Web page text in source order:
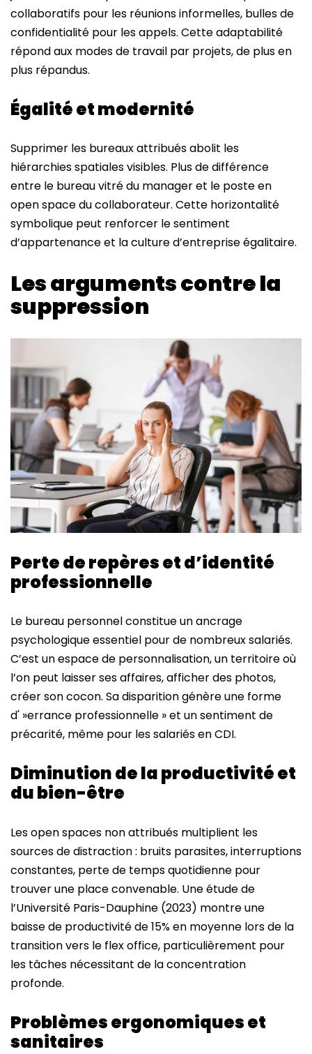
collaboratifs pour les réunions informelles, bulles de
confidentialité pour les appels. Cette adaptabilité
répond aux modes de travail par projets, de plus en
plus répandus.
Égalité et modernité
Supprimer les bureaux attribués abolit les
hiérarchies spatiales visibles. Plus de différence
entre le bureau vitré du manager et le poste en
open space du collaborateur. Cette horizontalité
symbolique peut renforcer le sentiment
d’appartenance et la culture d’entreprise égalitaire.
Les arguments contre la
suppression
Perte de repères et d’identité
professionnelle
Le bureau personnel constitue un ancrage
psychologique essentiel pour de nombreux salariés.
C’est un espace de personnalisation, un territoire où
l’on peut laisser ses affaires, afficher des photos,
créer son cocon. Sa disparition génère une forme
d' »errance professionnelle » et un sentiment de
précarité, même pour les salariés en CDI.
Diminution de la productivité et
du bien-être
Les open spaces non attribués multiplient les
sources de distraction : bruits parasites, interruptions
constantes, perte de temps quotidienne pour
trouver une place convenable. Une étude de
l’Université Paris-Dauphine (2023) montre une
baisse de productivité de 15% en moyenne lors de la
transition vers le flex office, particulièrement pour
les tâches nécessitant de la concentration
profonde.
Problèmes ergonomiques et
sanitaires